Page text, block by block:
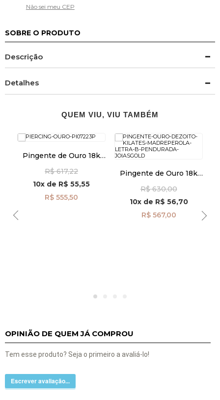
Não sei meu CEP
SOBRE O PRODUTO
Descrição
Detalhes
QUEM VIU, VIU TAMBÉM
Pingente de Ouro 18k
R$ 617,22
10x de R$ 55,55
R$ 555,50
Pingente de Ouro 18k
B Pendurada pi24476
R$ 630,00
10xde R$ 56,70
R$ 567,00
OPINIÃO DE QUEM JÁ COMPROU
Tem esse produto? Seja o primeiro a avaliá-lo!
Escrever avaliação...